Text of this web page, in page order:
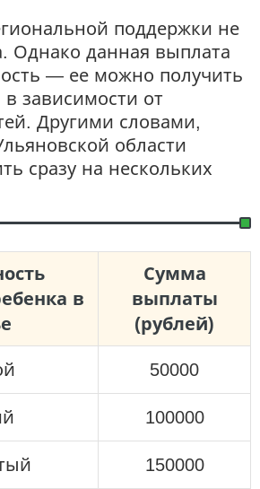
поддержки не
Однако данная выплата
— ее можно получить
в зависимости от
Другими словами,
области
сразу на нескольких
в
Сумма
выплаты
(рублей)
50000
100000
150000